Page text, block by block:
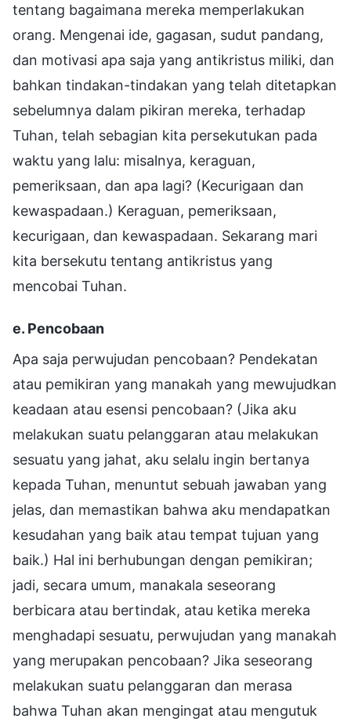
tentang bagaimana mereka memperlakukan
orang. Mengenai ide, gagasan, sudut pandang,
dan motivasi apa saja yang antikristus miliki, dan
bahkan tindakan-tindakan yang telah ditetapkan
sebelumnya dalam pikiran mereka, terhadap
Tuhan, telah sebagian kita persekutukan pada
waktu yang lalu: misalnya, keraguan,
pemeriksaan, dan apa lagi? (Kecurigaan dan
kewaspadaan.) Keraguan, pemeriksaan,
kecurigaan, dan kewaspadaan. Sekarang mari
kita bersekutu tentang antikristus yang
mencobai Tuhan.
e. Pencobaan
Apa saja perwujudan pencobaan? Pendekatan
atau pemikiran yang manakah yang mewujudkan
keadaan atau esensi pencobaan? (Jika aku
melakukan suatu pelanggaran atau melakukan
sesuatu yang jahat, aku selalu ingin bertanya
kepada Tuhan, menuntut sebuah jawaban yang
jelas, dan memastikan bahwa aku mendapatkan
kesudahan yang baik atau tempat tujuan yang
baik.) Hal ini berhubungan dengan pemikiran;
jadi, secara umum, manakala seseorang
berbicara atau bertindak, atau ketika mereka
menghadapi sesuatu, perwujudan yang manakah
yang merupakan pencobaan? Jika seseorang
melakukan suatu pelanggaran dan merasa
bahwa Tuhan akan mengingat atau mengutuk